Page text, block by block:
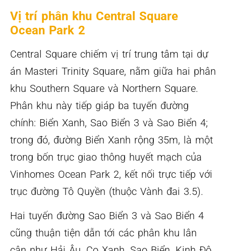
Vị trí phân khu Central Square
Ocean Park 2
Central Square chiếm vị trí trung tâm tại dự
án Masteri Trinity Square, nằm giữa hai phân
khu Southern Square và Northern Square.
Phân khu này tiếp giáp ba tuyến đường
chính: Biển Xanh, Sao Biển 3 và Sao Biển 4;
trong đó, đường Biển Xanh rộng 35m, là một
trong bốn trục giao thông huyết mạch của
Vinhomes Ocean Park 2, kết nối trực tiếp với
trục đường Tô Quyền (thuộc Vành đai 3.5).
Hai tuyến đường Sao Biển 3 và Sao Biển 4
cũng thuận tiện dẫn tới các phân khu lân